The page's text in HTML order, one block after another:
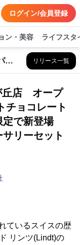
ログイン/会員登録
ン・美容 ライフスタ
リンツ＆シュプルングリージャパン株式会社 リリース一覧
丘店 オープ
チョコレート
定で新登場
リーセット
ているスイスの歴
リンツ(Lindt)の